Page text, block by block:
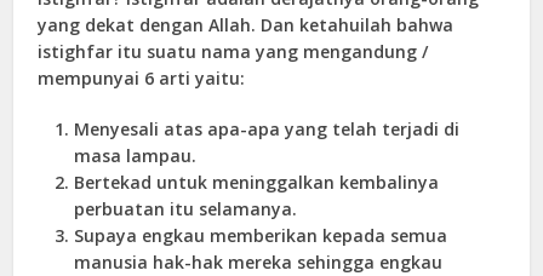
yang dekat dengan Allah. Dan ketahuilah bahwa
istighfar itu suatu nama yang mengandung /
mempunyai 6 arti yaitu:
Menyesali atas apa-apa yang telah terjadi di
masa lampau.
Bertekad untuk meninggalkan kembalinya
perbuatan itu selamanya.
Supaya engkau memberikan kepada semua
manusia hak-hak mereka sehingga engkau